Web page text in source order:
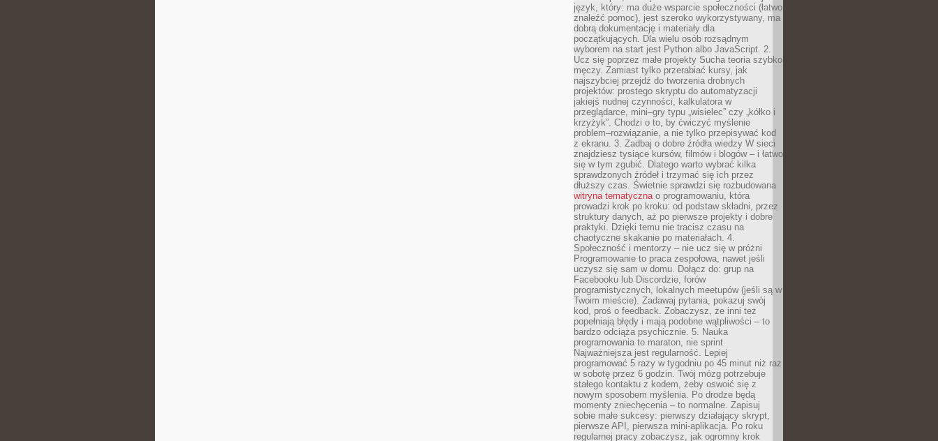
język, który: ma duże wsparcie społeczności (łatwo
znaleźć pomoc), jest szeroko wykorzystywany, ma
dobrą dokumentację i materiały dla
początkujących. Dla wielu osób rozsądnym
wyborem na start jest Python albo JavaScript. 2.
Ucz się poprzez małe projekty Sucha teoria szybko
męczy. Zamiast tylko przerabiać kursy, jak
najszybciej przejdź do tworzenia drobnych
projektów: prostego skryptu do automatyzacji
jakiejś nudnej czynności, kalkulatora w
przeglądarce, mini–gry typu „wisielec” czy „kółko i
krzyżyk”. Chodzi o to, by ćwiczyć myślenie
problem–rozwiązanie, a nie tylko przepisywać kod
z ekranu. 3. Zadbaj o dobre źródła wiedzy W sieci
znajdziesz tysiące kursów, filmów i blogów – i łatwo
się w tym zgubić. Dlatego warto wybrać kilka
sprawdzonych źródeł i trzymać się ich przez
dłuższy czas. Świetnie sprawdzi się rozbudowana
witryna tematycznao programowaniu, która
prowadzi krok po kroku: od podstaw składni, przez
struktury danych, aż po pierwsze projekty i dobre
praktyki. Dzięki temu nie tracisz czasu na
chaotyczne skakanie po materiałach. 4.
Społeczność i mentorzy – nie ucz się w próżni
Programowanie to praca zespołowa, nawet jeśli
uczysz się sam w domu. Dołącz do: grup na
Facebooku lub Discordzie, forów
programistycznych, lokalnych meetupów (jeśli są w
Twoim mieście). Zadawaj pytania, pokazuj swój
kod, proś o feedback. Zobaczysz, że inni też
popełniają błędy i mają podobne wątpliwości – to
bardzo odciąża psychicznie. 5. Nauka
programowania to maraton, nie sprint
Najważniejsza jest regularność. Lepiej
programować 5 razy w tygodniu po 45 minut niż raz
w sobotę przez 6 godzin. Twój mózg potrzebuje
stałego kontaktu z kodem, żeby oswoić się z
nowym sposobem myślenia. Po drodze będą
momenty zniechęcenia – to normalne. Zapisuj
sobie małe sukcesy: pierwszy działający skrypt,
pierwsze API, pierwsza mini-aplikacja. Po roku
regularnej pracy zobaczysz, jak ogromny krok